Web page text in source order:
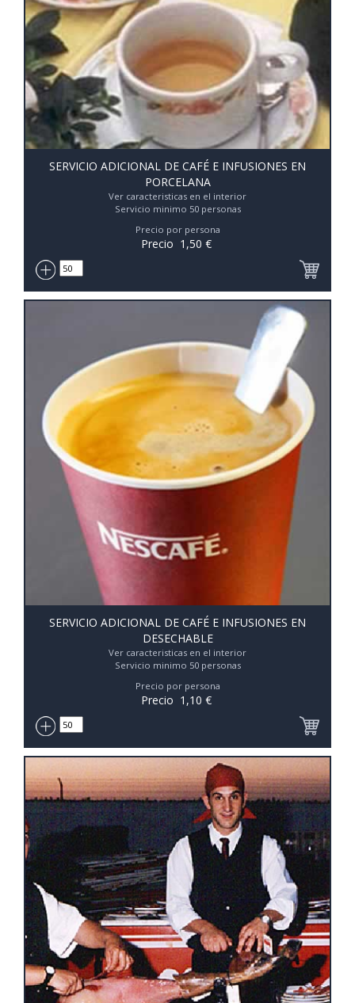
SERVICIO ADICIONAL DE CAFÉ E INFUSIONES EN
PORCELANA
Ver caracteristicas en el interior
Servicio minimo 50 personas
Precio por persona
Precio 1,50 €
SERVICIO ADICIONAL DE CAFÉ E INFUSIONES EN
DESECHABLE
Ver caracteristicas en el interior
Servicio minimo 50 personas
Precio por persona
Precio 1,10 €